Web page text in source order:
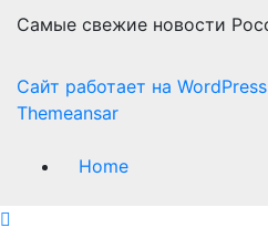
Самые свежие новости
Сайт работает на WordPress
Themeansar
Home